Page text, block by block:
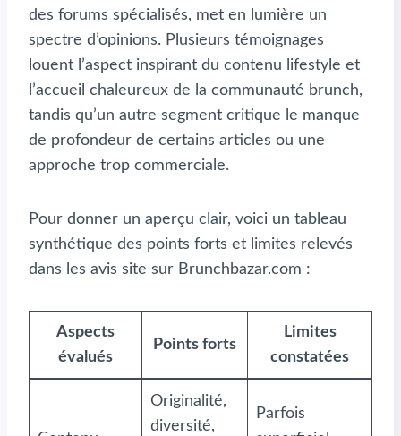
des forums spécialisés, met en lumière un
spectre d’opinions. Plusieurs témoignages
louent l’aspect inspirant du contenu lifestyle et
l’accueil chaleureux de la communauté brunch,
tandis qu’un autre segment critique le manque
de profondeur de certains articles ou une
approche trop commerciale.
Pour donner un aperçu clair, voici un tableau
synthétique des points forts et limites relevés
dans les avis site sur Brunchbazar.com :
Aspects
évalués
Points forts
Limites
constatées
Originalité,
diversité,
Parfois